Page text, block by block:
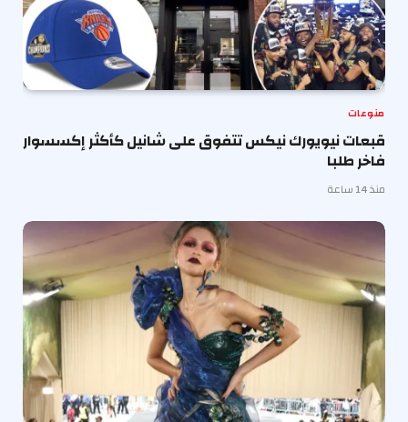
منوعات
قبعات نيويورك نيكس تتفوق على شانيل كأكثر إكسسوار
فاخر طلبا
منذ 14 ساعة